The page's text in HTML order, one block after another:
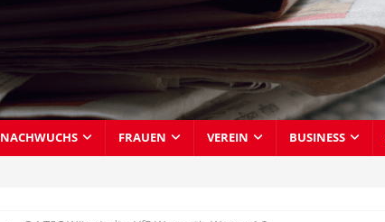
NACHWUCHS FRAUEN VEREIN BUSINESS